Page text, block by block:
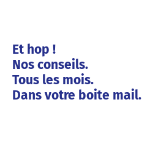
Et hop !
Nos conseils.
Tous les mois.
Dans votre boite mail.